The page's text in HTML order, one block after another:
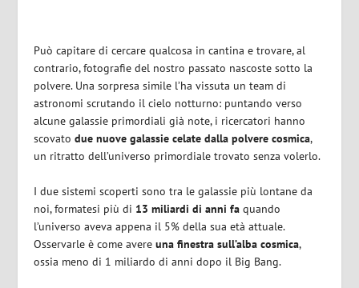
Può capitare di cercare qualcosa in cantina e trovare, al
contrario, fotografie del nostro passato nascoste sotto la
polvere. Una sorpresa simile l’ha vissuta un team di
astronomi scrutando il cielo notturno: puntando verso
alcune galassie primordiali già note, i ricercatori hanno
scovatodue nuove galassie celate dalla polvere cosmica,
un ritratto dell’universo primordiale trovato senza volerlo.
I due sistemi scoperti sono tra le galassie più lontane da
noi, formatesi più di 13 miliardi di anni fa quando
l’universo aveva appena il 5% della sua età attuale.
Osservarle è come avereuna finestra sull’alba cosmica,
ossia meno di 1 miliardo di anni dopo il Big Bang.